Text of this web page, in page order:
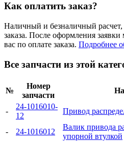
Как оплатить заказ?
Наличный и безналичный
заказа. После оформления
вас по оплате заказа. Подробнее
Все запчасти из этой
№
Номер
запчасти
-
24-1016010-
12
Привод
-
24-1016012
Валик привода
упорной втулкой